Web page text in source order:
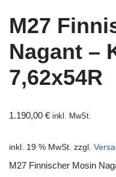
M27
Nagant –
7,62x54R
1.190,00 € inkl. MwSt.
inkl. 19 % MwSt. zzgl.
M27 Finnischer Mosin